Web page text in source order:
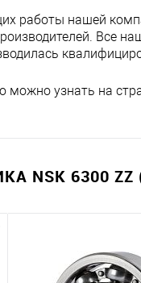
работы нашей
Все
узнать на
NSK 6300 ZZ